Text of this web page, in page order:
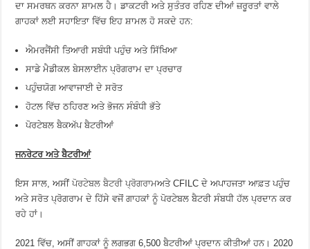
ਦਾ ਸਮਰਥਨ ਕਰਨਾ ਸ਼ਾਮਲ ਹੈ। ਡਾਕਟਰੀ ਅਤੇ ਸੁਤੰਤਰ ਰਹਿਣ ਦੀਆਂ ਜ਼ਰੂਰਤਾਂ ਵਾਲੇ
ਗਾਹਕਾਂ ਲਈ ਸਹਾਇਤਾ ਵਿੱਚ ਇਹ ਸ਼ਾਮਲ ਹੋ ਸਕਦੇ ਹਨ:
ਐਮਰਜੈਂਸੀ ਤਿਆਰੀ ਸਬੰਧੀ ਪਹੁੰਚ ਅਤੇ ਸਿੱਖਿਆ
ਸਾਡੇ ਮੈਡੀਕਲ ਬੇਸਲਾਈਨ ਪ੍ਰੋਗਰਾਮ ਦਾ ਪ੍ਰਚਾਰ
ਪਹੁੰਚਯੋਗ ਆਵਾਜਾਈ ਦੇ ਸਰੋਤ
ਹੋਟਲ ਵਿੱਚ ਠਹਿਰਣ ਅਤੇ ਭੋਜਨ ਸੰਬੰਧੀ ਭੱਤੇ
ਪੋਰਟੇਬਲ ਬੈਕਅੱਪ ਬੈਟਰੀਆਂ
ਜਨਰੇਟਰ ਅਤੇ ਬੈਟਰੀਆਂ
ਇਸ ਸਾਲ, ਅਸੀਂਪੋਰਟੇਬਲ ਬੈਟਰੀ ਪ੍ਰੋਗਰਾਮਅਤੇ CFILC ਦੇ ਅਪਾਹਜਤਾ ਆਫ਼ਤ ਪਹੁੰਚ
ਅਤੇ ਸਰੋਤ ਪ੍ਰੋਗਰਾਮ ਦੇ ਹਿੱਸੇ ਵਜੋਂ ਗਾਹਕਾਂ ਨੂੰ ਪੋਰਟੇਬਲ ਬੈਟਰੀ ਸੰਬਧੀ ਹੱਲ ਪ੍ਰਦਾਨ ਕਰ
ਰਹੇ ਹਾਂ।
2021 ਵਿੱਚ, ਅਸੀਂ ਗਾਹਕਾਂ ਨੂੰ ਲਗਭਗ 6,500 ਬੈਟਰੀਆਂ ਪ੍ਰਦਾਨ ਕੀਤੀਆਂ ਹਨ। 2020